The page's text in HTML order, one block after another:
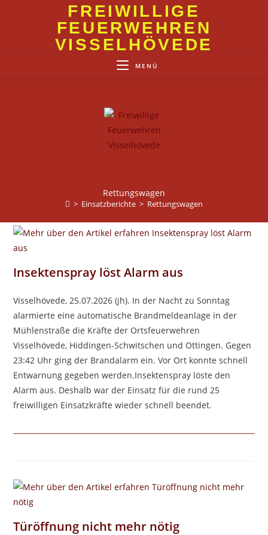
FREIWILLIGE
FEUERWEHREN
VISSELHÖVEDE
MENÜ
Rettungswagen
> Einsatzberichte > Rettungswagen
Insektenspray löst Alarm aus
Visselhövede, 25.07.2026 (jh). In der Nacht zu Sonntag
alarmierte eine automatische Brandmeldeanlage in der
Mühlenstraße die Kräfte der Ortsfeuerwehren
Visselhövede, Hiddingen-Schwitschen und Ottingen. Gegen
23:42 Uhr ging der Brandalarm ein. Vor Ort konnte schnell
Entwarnung gegeben werden.Insektenspray löste den
Alarm aus. Deshalb war der Einsatz für die rund 25
freiwilligen Einsatzkräfte wieder schnell beendet.
Türöffnung nicht mehr nötig